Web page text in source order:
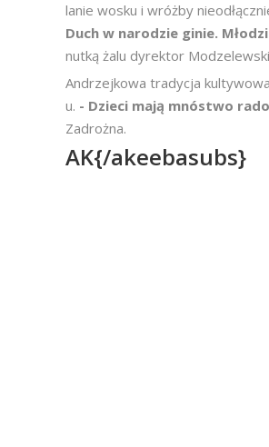
lanie wosku i wróżby
Duch w narodzie ginie.
nutką żalu dyrektor
Andrzejkowa tradycja
u. - Dzieci mają mnóstwo
Zadrożna.
AK{/akeebasubs}